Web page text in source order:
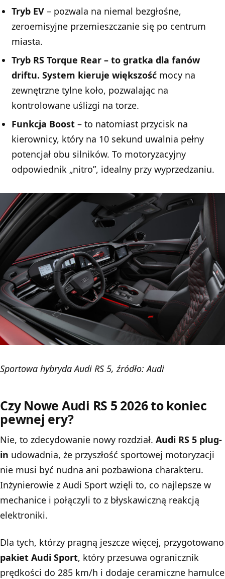
Tryb EV – pozwala na niemal bezgłośne,
zeroemisyjne przemieszczanie się po centrum
miasta.
Tryb RS Torque Rear – to gratka dla fanów
driftu. System kieruje większość mocy na
zewnętrzne tylne koło, pozwalając na
kontrolowane uślizgi na torze.
Funkcja Boost – to natomiast przycisk na
kierownicy, który na 10 sekund uwalnia pełny
potencjał obu silników. To motoryzacyjny
odpowiednik „nitro”, idealny przy wyprzedzaniu.
Sportowa hybryda Audi RS 5, źródło: Audi
Czy Nowe Audi RS 5 2026 to koniec
pewnej ery?
Nie, to zdecydowanie nowy rozdział. Audi RS 5 plug-
in udowadnia, że przyszłość sportowej motoryzacji
nie musi być nudna ani pozbawiona charakteru.
Inżynierowie z Audi Sport wzięli to, co najlepsze w
mechanice i połączyli to z błyskawiczną reakcją
elektroniki.
Dla tych, którzy pragną jeszcze więcej, przygotowano
pakiet Audi Sport, który przesuwa ogranicznik
prędkości do 285 km/h i dodaje ceramiczne hamulce